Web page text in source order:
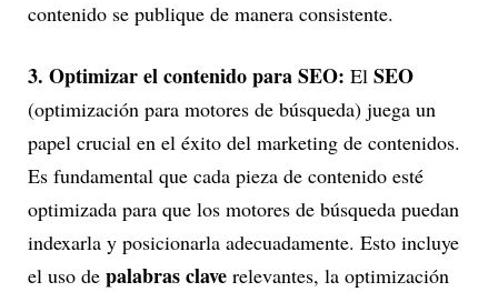
contenido se publique de manera consistente.
3. Optimizar el contenido para SEO: El SEO
(optimización para motores de búsqueda) juega un
papel crucial en el éxito del marketing de contenidos.
Es fundamental que cada pieza de contenido esté
optimizada para que los motores de búsqueda puedan
indexarla y posicionarla adecuadamente. Esto incluye
el uso de palabras clave relevantes, la optimización